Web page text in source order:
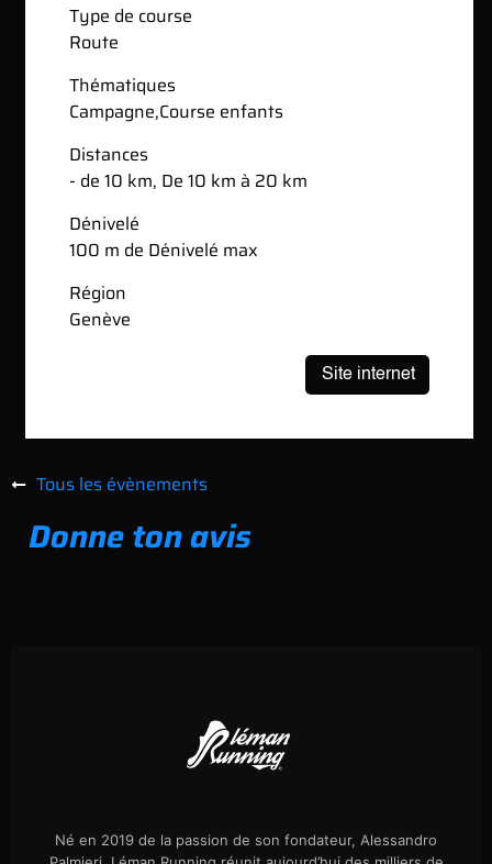
Type de course
Route
Thématiques
Campagne,Course enfants
Distances
- de 10 km, De 10 km à 20 km
Dénivelé
100 m de Dénivelé max
Région
Genève
Tous les évènements
Donne ton avis
Né en 2019 de la passion de son fondateur, Alessandro